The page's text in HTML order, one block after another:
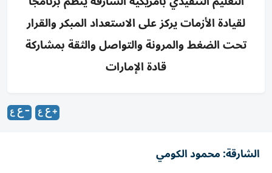
لقيادة الأزمات يركز على الاستعداد المبكر والقرار
تحت الضغط والمرونة والتواصل والثقة بمشاركة
قادة الإمارات
الشارقة: محمود الكومي